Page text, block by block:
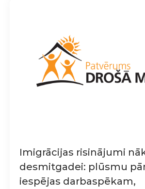
Imigrācijas risinājumi
desmitgadei: plūsmu
iespējas darbaspēkam,